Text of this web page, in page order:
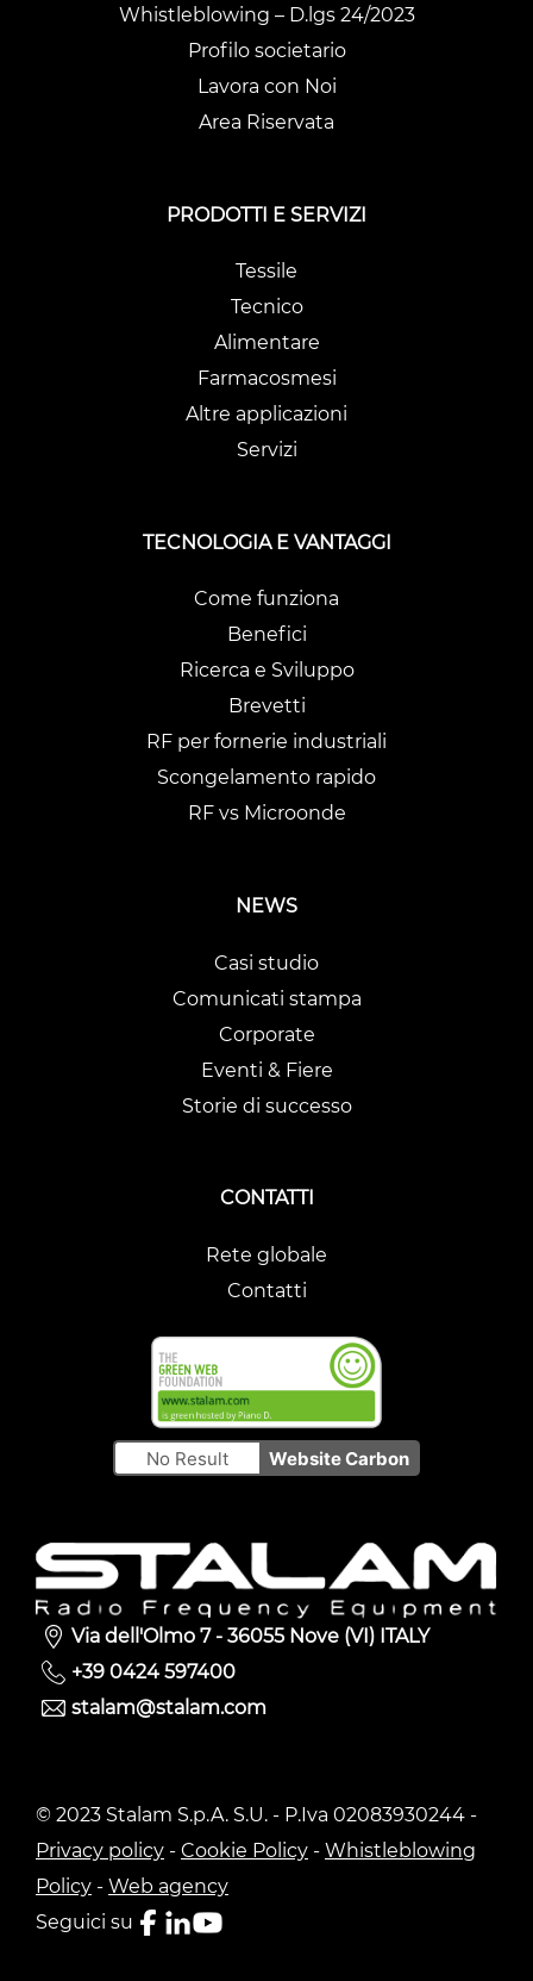
Whistleblowing – D.lgs 24/2023
Profilo societario
Lavora con Noi
Area Riservata
PRODOTTI E SERVIZI
Tessile
Tecnico
Alimentare
Farmacosmesi
Altre applicazioni
Servizi
TECNOLOGIA E VANTAGGI
Come funziona
Benefici
Ricerca e Sviluppo
Brevetti
RF per fornerie industriali
Scongelamento rapido
RF vs Microonde
NEWS
Casi studio
Comunicati stampa
Corporate
Eventi & Fiere
Storie di successo
CONTATTI
Rete globale
Contatti
No Result Website Carbon
Via dell'Olmo 7 - 36055 Nove (VI) ITALY
+39 0424 597400
stalam@stalam.com
© 2023 Stalam S.p.A. S.U. - P.Iva 02083930244 -
Privacy policy - Cookie Policy - Whistleblowing
Policy - Web agency
Seguici su